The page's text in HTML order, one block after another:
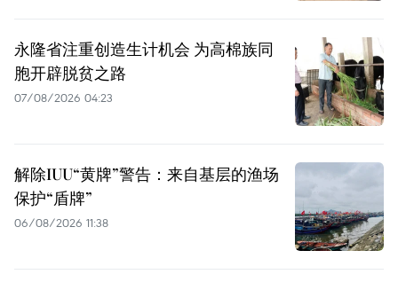
永隆省注重创造生计机会 为高棉族同
胞开辟脱贫之路
07/08/2026 04:23
解除IUU“黄牌”警告：来自基层的渔场
保护“盾牌”
06/08/2026 11:38